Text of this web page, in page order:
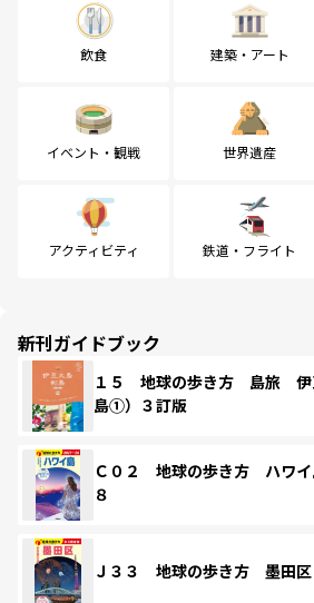
飲食 建築・アート
イベント・観戦 世界遺産
アクティビティ 鉄道・フライト
新刊ガイドブック
１５ 地球の歩き方 島旅 伊
島①）３訂版
Ｃ０２ 地球の歩き方 ハワ
８
Ｊ３３ 地球の歩き方 墨田区